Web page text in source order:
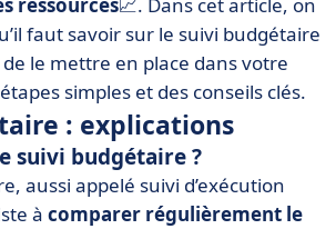
faut savoir sur le suivi budgétaire
le mettre en place dans votre
simples et des conseils clés.
: explications
suivi budgétaire ?
aussi appelé suivi d’exécution
à comparer régulièrement le